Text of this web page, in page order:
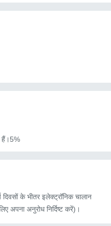
हैं।5%
के भीतर इलेक्ट्रॉनिक चालान
अपना अनुरोध निर्दिष्ट करें)।